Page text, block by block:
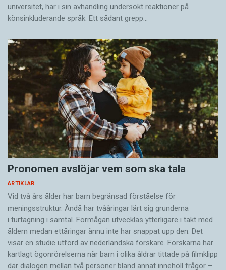
universitet, har i sin avhandling undersökt reaktioner på
könsinkluderande språk. Ett sådant grepp…
Pronomen avslöjar vem som ska tala
ARTIKLAR
Vid två års ålder har barn begränsad förståelse för
meningsstruktur. Ändå har tvååringar lärt sig grunderna
i turtagning i samtal. Förmågan utvecklas ytterligare i takt med
åldern medan ettåringar ännu inte har snappat upp den. Det
visar en studie utförd av nederländska forskare. Forskarna har
kartlagt ögonrörelserna när barn i olika åldrar tittade på filmklipp
där dialogen mellan två personer bland annat innehöll frågor –